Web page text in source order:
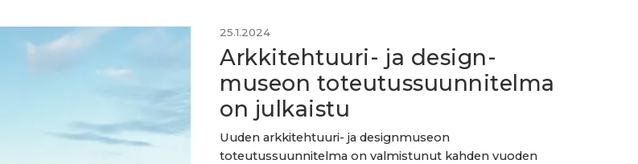
25.1.2024
Arkkitehtuuri- ja design-
museon toteutussuunnitelma
on julkaistu
Uuden arkkitehtuuri- ja designmuseon
toteutussuunnitelma on valmistunut kahden vuoden